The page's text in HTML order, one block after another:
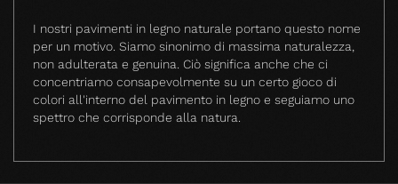
I nostri pavimenti in legno naturale portano questo nome
per un motivo. Siamo sinonimo di massima naturalezza,
non adulterata e genuina. Ciò significa anche che ci
concentriamo consapevolmente su un certo gioco di
colori all'interno del pavimento in legno e seguiamo uno
spettro che corrisponde alla natura.